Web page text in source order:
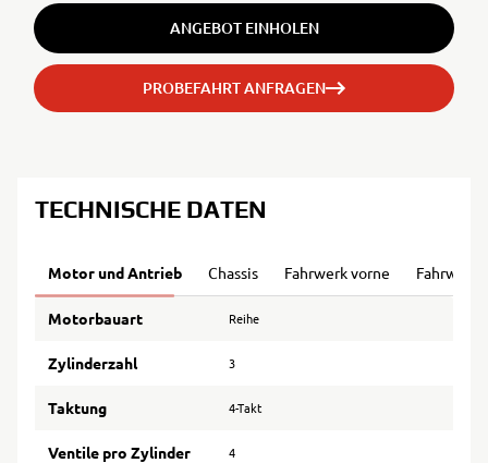
ANGEBOT EINHOLEN
PROBEFAHRT ANFRAGEN
TECHNISCHE DATEN
Motor und Antrieb Chassis Fahrwerk vorne Fahrwerk
Motorbauart Reihe
Zylinderzahl 3
Taktung 4-Takt
Ventile pro Zylinder 4